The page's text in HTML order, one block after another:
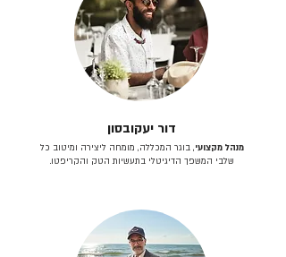
דור יעקובסון
מנהל מקצועי, בוגר המכללה, מומחה ליצירה ומיטוב כל
שלבי המשפך הדיגיטלי בתעשיות הטק והקריפטו.